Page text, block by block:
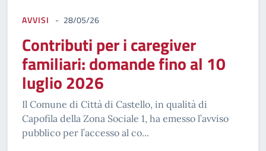
AVVISI 28/05/26
Contributi per i caregiver
familiari: domande fino al 10
luglio 2026
Il Comune di Città di Castello, in qualità di
Capofila della Zona Sociale 1, ha emesso l’avviso
pubblico per l’accesso al co...